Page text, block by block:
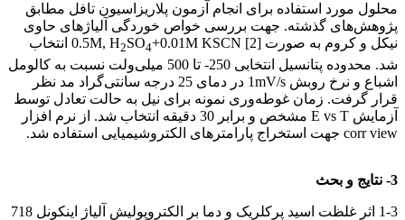
محلول مورد استفاده برای انجام آزمون پلاریزاسیون تافل مطابق
پژوهش‌های گذشته. جهت بررسی خواص خوردگی آلیاژهای حاوی
نیکل و کروم به صورت 0.5M, H
2SO4
+0.01M KSCN [2] انتخاب
شد. محدوده پتانسیل انتخابی 250- تا 500 میلی‌ولت نسبت به کالومل
اشباع و نرخ روبش 1mV/s در دمای 25 درجه سانتی‌گراد مد نظر
قرار گرفت. زمان غوطه‌وری نمونه برای نیل به حالت تعادل توسط
آزمایش E vs T مشخص و برابر 30 دقیقه انتخاب شد. از نرم افزار
corr view جهت استخراج پارامترهای الکتروشیمیایی استفاده شد.
3- نتایج و بحث
1-3 اثر غلظت اسید پرکلریک و دما بر الکتروپولیش آلیاژ اینکونل 718